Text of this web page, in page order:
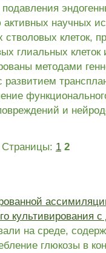
научных
стволовых клеток,
глиальных клеток
методами
развитием
и
Страницы: 1 2
культивирования
на среде,
глюкозы в